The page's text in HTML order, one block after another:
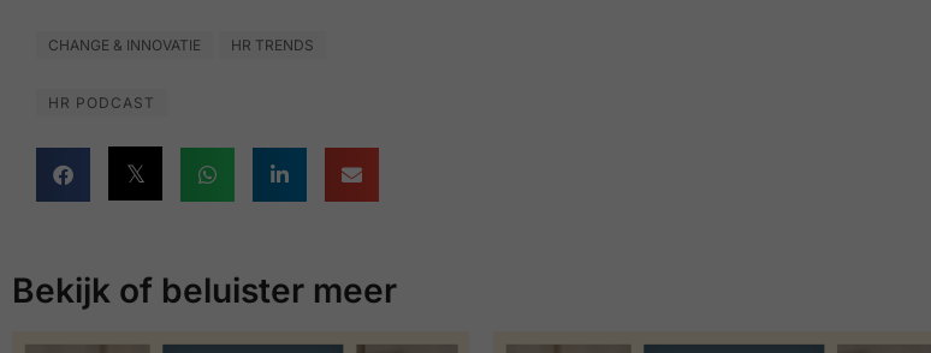
CHANGE & INNOVATIE HR TRENDS
HR PODCAST
Bekijk of beluister meer